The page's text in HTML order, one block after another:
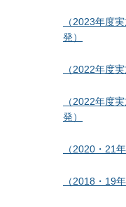
（2023年度
発）
（2022年度
（2022年度
発）
（2020・21
（2018・19